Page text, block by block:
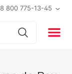
8 800 775-13-45